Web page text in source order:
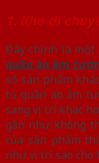
1. Khó di
Đây chính là một
quần áo âm
số sản phẩm
tủ quần áo âm
sang vị trí khác
gần như không
của sản phẩm
như vị trí sao cho